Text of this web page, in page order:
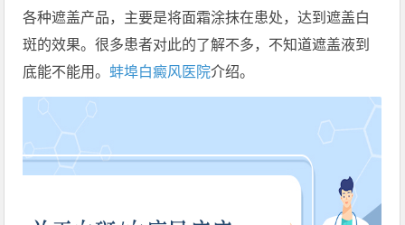
各种遮盖产品，主要是将面霜涂抹在患处，达到遮盖白
斑的效果。很多患者对此的了解不多，不知道遮盖液到
底能不能用。 蚌埠白癜风医院介绍。